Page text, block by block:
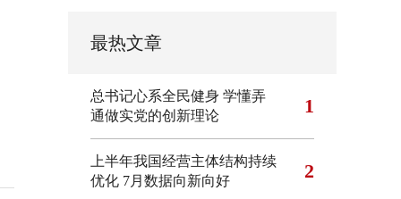
最热文章
总书记心系全民健身 学懂弄
通做实党的创新理论
1
上半年我国经营主体结构持续
优化 7月数据向新向好 2